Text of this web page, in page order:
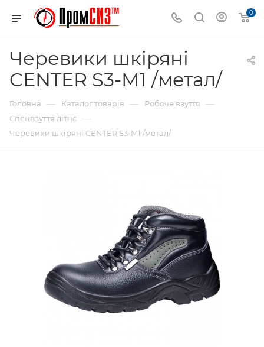
0
Черевики шкіряні
CENTER S3-M1 /метал/
Головна — Каталог товарів — Робоче взуття —
Спецвзуття літнє —
Черевики шкіряні CENTER S3-M1 /метал/